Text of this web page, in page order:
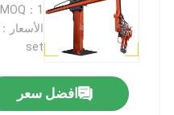
MOQ：1 مجموعة
set
افضل سعر